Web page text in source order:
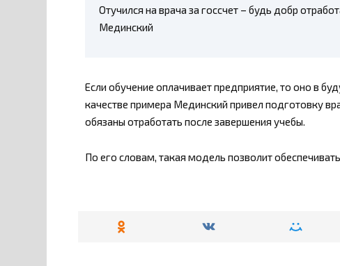
Отучился на врача за госсчет – будь добр
Мединский
Если обучение оплачивает предприятие, то оно в
качестве примера Мединский привел подготовку
обязаны отработать после завершения учебы.
По его словам, такая модель позволит